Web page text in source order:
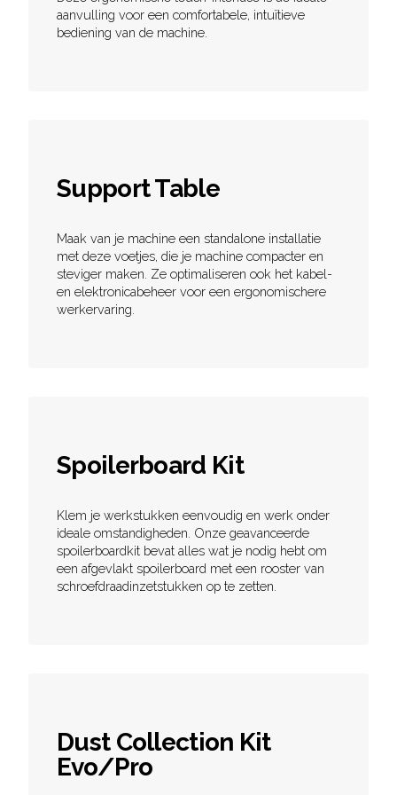
aanvulling voor een comfortabele, intuïtieve
bediening van de machine.
Support Table
Maak van je machine een standalone installatie
met deze voetjes, die je machine compacter en
steviger maken. Ze optimaliseren ook het kabel-
en elektronicabeheer voor een ergonomischere
werkervaring.
Spoilerboard Kit
Klem je werkstukken eenvoudig en werk onder
ideale omstandigheden. Onze geavanceerde
spoilerboardkit bevat alles wat je nodig hebt om
een afgevlakt spoilerboard met een rooster van
schroefdraadinzetstukken op te zetten.
Dust Collection Kit
Evo/Pro